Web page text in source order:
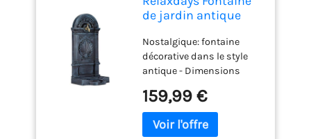
de jardin antique
antiquités
aluminium jardin
robinet HxlxP: 83 x
39 x 33 cm, gris
Nostalgique: fontaine
décorative dans le style
antique - Dimensions
cm Pour extérieur : idéal
pour jardin et terrasse - En
fonte d’aluminium laquée
159,99 €